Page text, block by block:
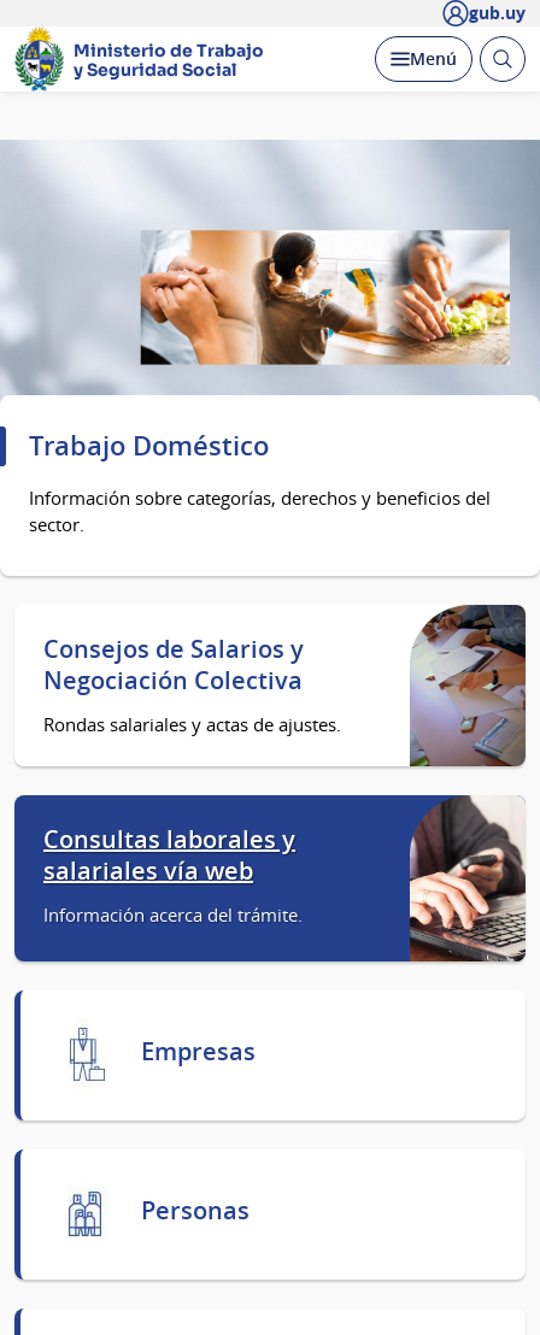
gub.uy
Ministerio de Trabajo
y Seguridad Social
Desplegar
Menú Abrir
Trabajo Doméstico
Información sobre categorías, derechos y beneficios del
sector.
Consejos de Salarios y
Negociación Colectiva
Rondas salariales y actas de ajustes.
Consultas laborales y
salariales vía web
Información acerca del trámite.
Empresas
Personas